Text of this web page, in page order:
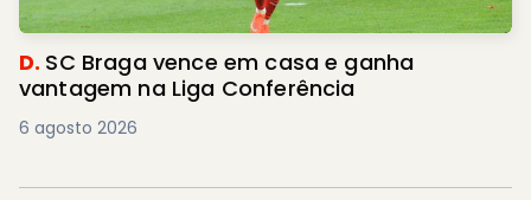
D. SC Braga vence em casa e ganha
vantagem na Liga Conferência
6 agosto 2026